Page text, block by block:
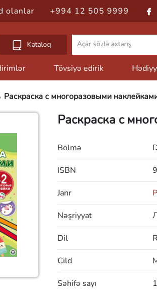
olanlar +994 12 505 9999
Kataloq
Tövsiyə edirik
Раскраска с многоразовыми
Раскраска с
Bölmə
ISBN
Janr
Nəşriyyat
Dil
Cild
Səhifə sayı